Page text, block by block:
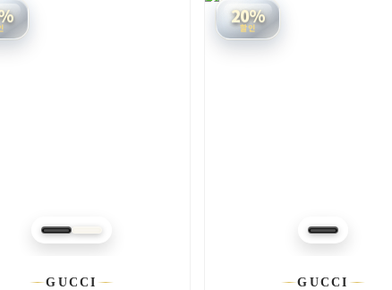
GUCCI
20%
할인
GUCCI